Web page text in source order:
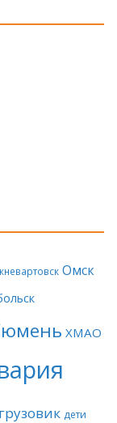
Омск
ХМАО
грузовик дети